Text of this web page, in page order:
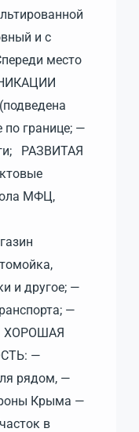
и с
место
по границе; —
РАЗВИТАЯ
МФЦ,
и другое; —
—
ХОРОШАЯ
—
рядом, —
Крыма —
в